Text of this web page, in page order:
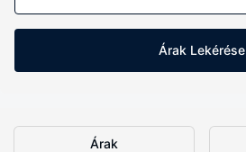
Árak Lekérése
Árak